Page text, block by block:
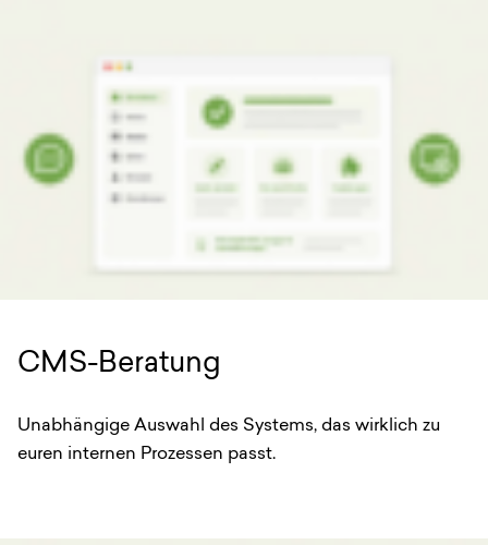
CMS-Beratung
Unabhängige Auswahl des Systems, das wirklich zu
euren internen Prozessen passt.